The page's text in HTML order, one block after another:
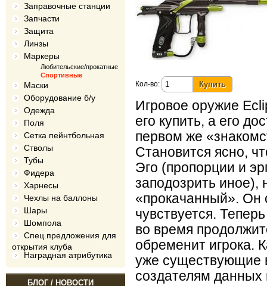
Заправочные станции
Запчасти
Защита
Линзы
Маркеры
Любительские/прокатные
Спортивные
Маски
Оборудование б/у
Одежда
Поля
Сетка пейнтбольная
Стволы
Тубы
Фидера
Харнесы
Чехлы на баллоны
Шары
Шомпола
Спец.предложения для
открытия клуба
Наградная атрибутика
БЛОГ / НОВОСТИ
Кол-во:
Игровое оружие
его купить, а его
первом же
Становится ясно,
Эго (пропорции и
заподозрить иное),
«прокачанный». Он
чувствуется.
во время
обременит игрока.
уже существующие
создателям данных